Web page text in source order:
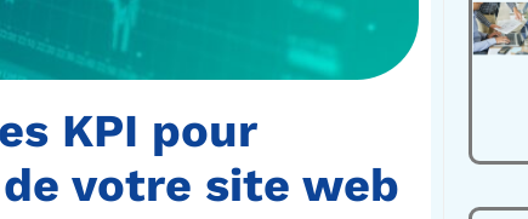
KPI pour
votre site web